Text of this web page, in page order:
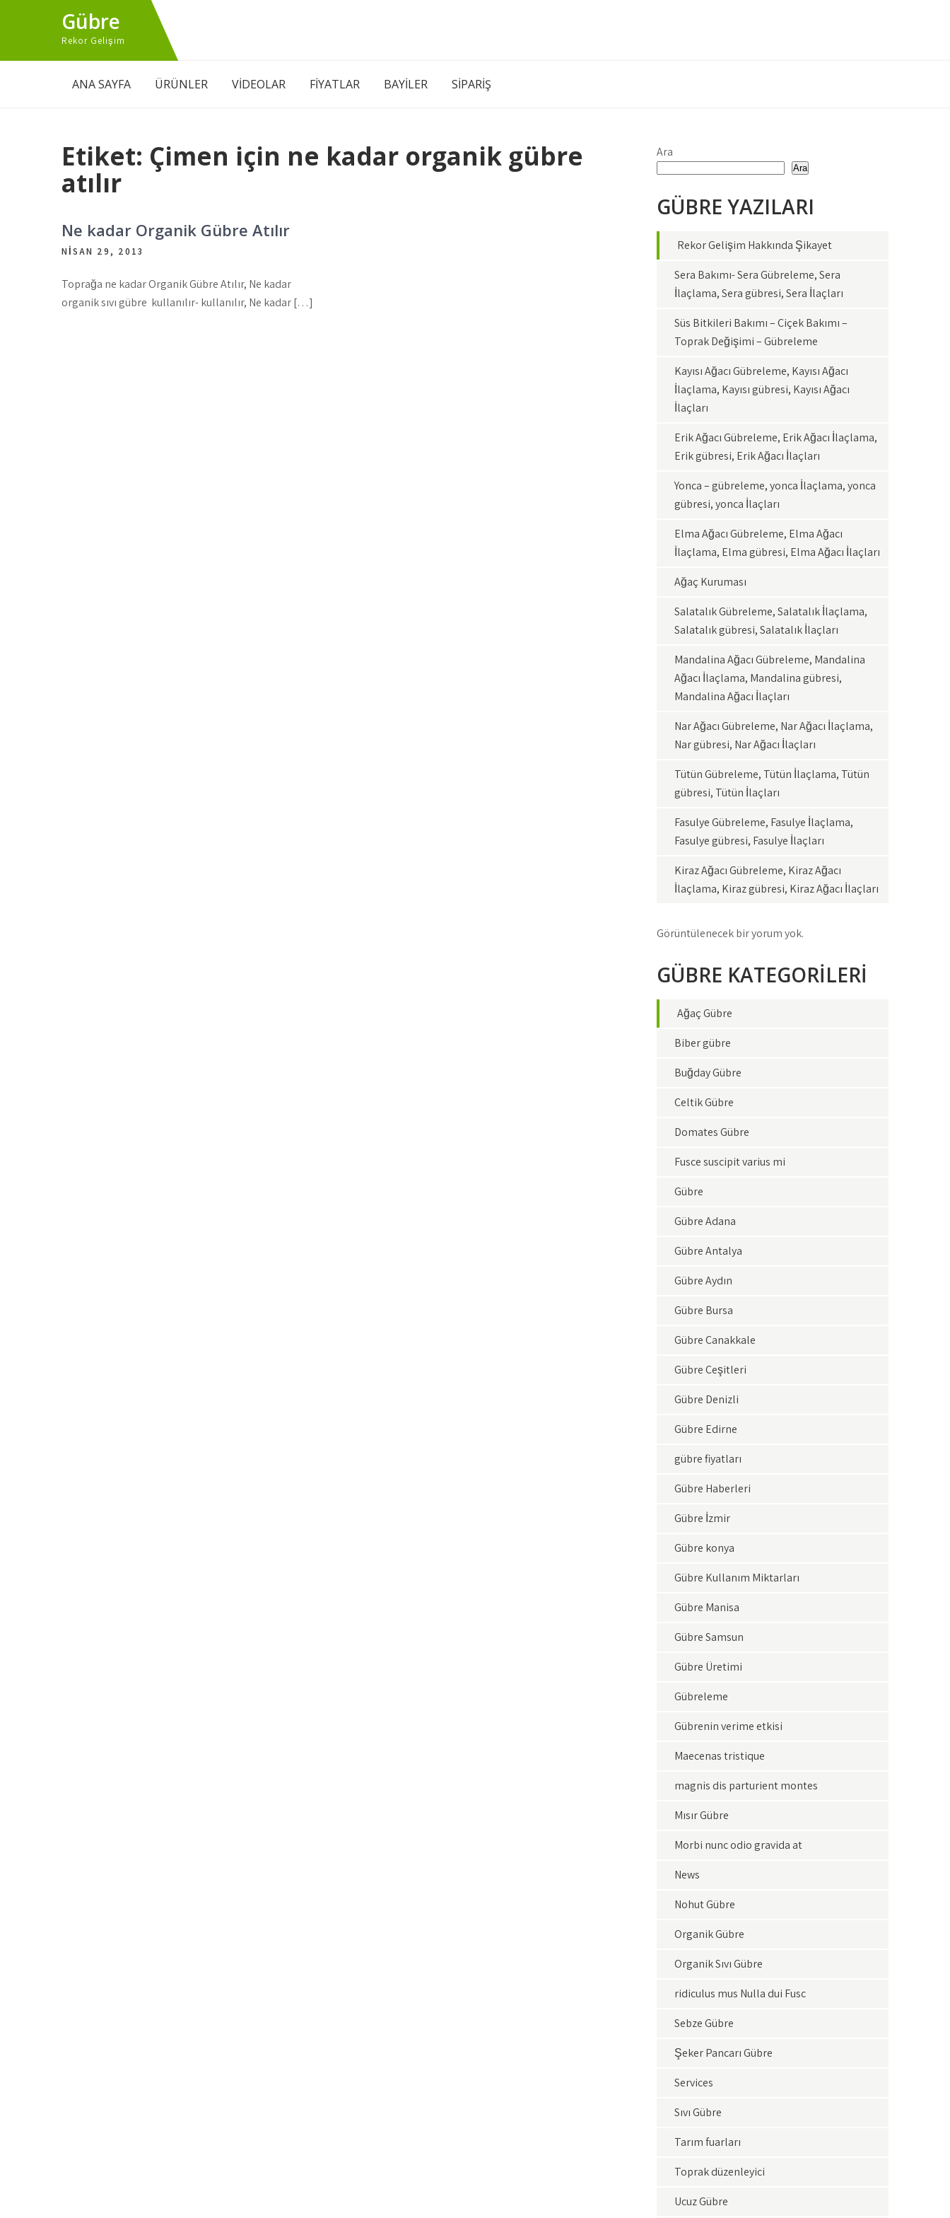
Gübre
Rekor Gelişim
ANA SAYFA ÜRÜNLER VİDEOLAR FİYATLAR BAYİLER SİPARİŞ
Etiket: Çimen için ne kadar organik gübre
atılır
Ne kadar Organik Gübre Atılır
NISAN 29, 2013
Toprağa ne kadar Organik Gübre Atılır, Ne kadar
organik sıvı gübre kullanılır- kullanılır, Ne kadar […]
Ara
Ara
GÜBRE YAZILARI
Rekor Gelişim Hakkında Şikayet
Sera Bakımı- Sera Gübreleme, Sera
İlaçlama, Sera gübresi, Sera İlaçları
Süs Bitkileri Bakımı – Çiçek Bakımı –
Toprak Değişimi – Gübreleme
Kayısı Ağacı Gübreleme, Kayısı Ağacı
İlaçlama, Kayısı gübresi, Kayısı Ağacı
İlaçları
Erik Ağacı Gübreleme, Erik Ağacı İlaçlama,
Erik gübresi, Erik Ağacı İlaçları
Yonca – gübreleme, yonca İlaçlama, yonca
gübresi, yonca İlaçları
Elma Ağacı Gübreleme, Elma Ağacı
İlaçlama, Elma gübresi, Elma Ağacı İlaçları
Ağaç Kuruması
Salatalık Gübreleme, Salatalık İlaçlama,
Salatalık gübresi, Salatalık İlaçları
Mandalina Ağacı Gübreleme, Mandalina
Ağacı İlaçlama, Mandalina gübresi,
Mandalina Ağacı İlaçları
Nar Ağacı Gübreleme, Nar Ağacı İlaçlama,
Nar gübresi, Nar Ağacı İlaçları
Tütün Gübreleme, Tütün İlaçlama, Tütün
gübresi, Tütün İlaçları
Fasulye Gübreleme, Fasulye İlaçlama,
Fasulye gübresi, Fasulye İlaçları
Kiraz Ağacı Gübreleme, Kiraz Ağacı
İlaçlama, Kiraz gübresi, Kiraz Ağacı İlaçları
Görüntülenecek bir yorum yok.
GÜBRE KATEGORİLERİ
Ağaç Gübre
Biber gübre
Buğday Gübre
Çeltik Gübre
Domates Gübre
Fusce suscipit varius mi
Gübre
Gübre Adana
Gübre Antalya
Gübre Aydın
Gübre Bursa
Gübre Çanakkale
Gübre Çeşitleri
Gübre Denizli
Gübre Edirne
gübre fiyatları
Gübre Haberleri
Gübre İzmir
Gübre konya
Gübre Kullanım Miktarları
Gübre Manisa
Gübre Samsun
Gübre Üretimi
Gübreleme
Gübrenin verime etkisi
Maecenas tristique
magnis dis parturient montes
Mısır Gübre
Morbi nunc odio gravida at
News
Nohut Gübre
Organik Gübre
Organik Sıvı Gübre
ridiculus mus Nulla dui Fusc
Sebze Gübre
Şeker Pancarı Gübre
Services
Sıvı Gübre
Tarım fuarları
Toprak düzenleyici
Ucuz Gübre